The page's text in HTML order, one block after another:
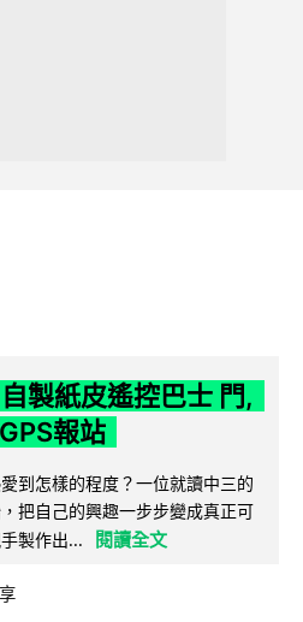
製紙皮遙控巴士 門,
報站
到怎樣的程度？一位就讀中三的
把自己的興趣一步步變成真正可
製作出...
閱讀全文